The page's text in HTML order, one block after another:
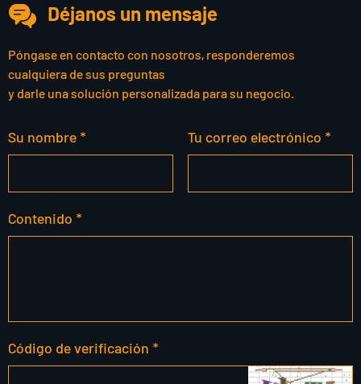
Déjanos un mensaje
Póngase en contacto con nosotros, responderemos
cualquiera de sus preguntas
y darle una solución personalizada para su negocio.
Su nombre * Tu correo electrónico *
Contenido *
Código de verificación *